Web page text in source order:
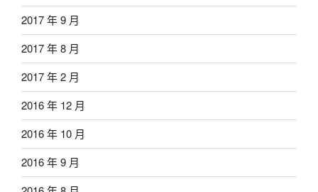
2017 年 9 月
2017 年 8 月
2017 年 2 月
2016 年 12 月
2016 年 10 月
2016 年 9 月